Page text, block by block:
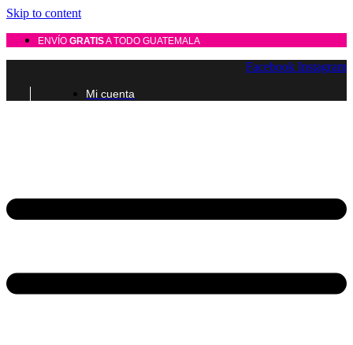
Skip to content
ENVÍO GRATISA TODO GUATEMALA
Facebook Instagram
Mi cuenta